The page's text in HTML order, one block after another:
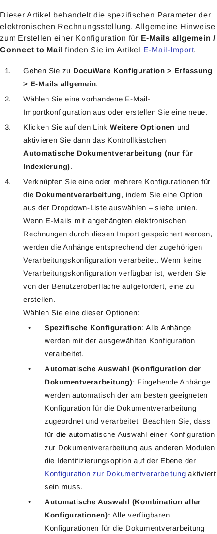
Dieser Artikel behandelt die spezifischen Parameter der
elektronischen Rechnungsstellung. Allgemeine Hinweise
zum Erstellen einer Konfiguration für E-Mails allgemein /
Connect to Mail finden Sie im Artikel E-Mail-Import.
Gehen Sie zu DocuWare Konfiguration > Erfassung
> E-Mails allgemein.
Wählen Sie eine vorhandene E-Mail-
Importkonfiguration aus oder erstellen Sie eine neue.
Klicken Sie auf den Link Weitere Optionen und
aktivieren Sie dann das Kontrollkästchen
Automatische Dokumentverarbeitung (nur für
Indexierung).
Verknüpfen Sie eine oder mehrere Konfigurationen für
die Dokumentverarbeitung, indem Sie eine Option
aus der Dropdown-Liste auswählen – siehe unten.
Wenn E-Mails mit angehängten elektronischen
Rechnungen durch diesen Import gespeichert werden,
werden die Anhänge entsprechend der zugehörigen
Verarbeitungskonfiguration verarbeitet. Wenn keine
Verarbeitungskonfiguration verfügbar ist, werden Sie
von der Benutzeroberfläche aufgefordert, eine zu
erstellen.
Wählen Sie eine dieser Optionen:
Spezifische Konfiguration: Alle Anhänge
werden mit der ausgewählten Konfiguration
verarbeitet.
Automatische Auswahl (Konfiguration der
Dokumentverarbeitung): Eingehende Anhänge
werden automatisch der am besten geeigneten
Konfiguration für die Dokumentverarbeitung
zugeordnet und verarbeitet. Beachten Sie, dass
für die automatische Auswahl einer Konfiguration
zur Dokumentverarbeitung aus anderen Modulen
die Identifizierungsoption auf der Ebene der
Konfiguration zur Dokumentverarbeitung aktiviert
sein muss.
Automatische Auswahl (Kombination aller
Konfigurationen): Alle verfügbaren
Konfigurationen für die Dokumentverarbeitung